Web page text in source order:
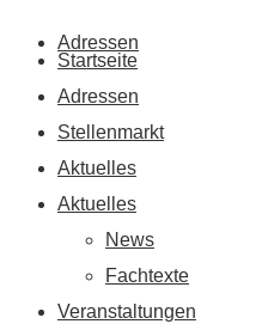
Adressen
Startseite
Adressen
Stellenmarkt
Aktuelles
Aktuelles
News
Fachtexte
Veranstaltungen